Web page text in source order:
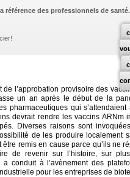
référence des professionnels de santé.
de l’approbation provisoire des
un an après le début de la
pharmaceutiques qui
devrait rendre les vaccins ARNm
Diverses raisons sont
de les produire localement
remis en cause parce qu’ils ne
de revenir sur l’histoire, sur
conduit à l’avènement des
pour les entreprises de